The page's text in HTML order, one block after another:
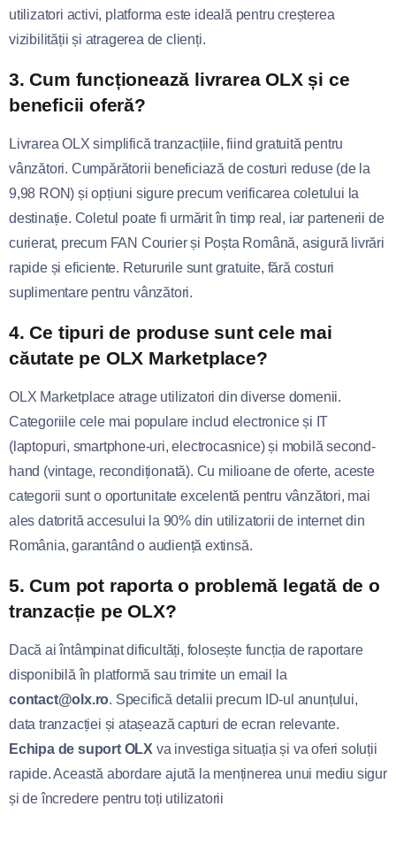
utilizatori activi, platforma este ideală pentru creșterea
vizibilității și atragerea de clienți.
3. Cum funcționează livrarea OLX și ce
beneficii oferă?
Livrarea OLX simplifică tranzacțiile, fiind gratuită pentru
vânzători. Cumpărătorii beneficiază de costuri reduse (de la
9,98 RON) și opțiuni sigure precum verificarea coletului la
destinație. Coletul poate fi urmărit în timp real, iar partenerii de
curierat, precum FAN Courier și Poșta Română, asigură livrări
rapide și eficiente. Retururile sunt gratuite, fără costuri
suplimentare pentru vânzători.
4. Ce tipuri de produse sunt cele mai
căutate pe OLX Marketplace?
OLX Marketplace atrage utilizatori din diverse domenii.
Categoriile cele mai populare includ electronice și IT
(laptopuri, smartphone-uri, electrocasnice) și mobilă second-
hand (vintage, recondiționată). Cu milioane de oferte, aceste
categorii sunt o oportunitate excelentă pentru vânzători, mai
ales datorită accesului la 90% din utilizatorii de internet din
România, garantând o audiență extinsă.
5. Cum pot raporta o problemă legată de o
tranzacție pe OLX?
Dacă ai întâmpinat dificultăți, folosește funcția de raportare
disponibilă în platformă sau trimite un email la
contact@olx.ro. Specifică detalii precum ID-ul anunțului,
data tranzacției și atașează capturi de ecran relevante.
Echipa de suport OLX va investiga situația și va oferi soluții
rapide. Această abordare ajută la menținerea unui mediu sigur
și de încredere pentru toți utilizatorii